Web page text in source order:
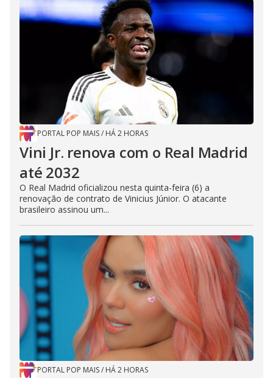
PORTAL POP MAIS/ HÁ 2 HORAS
Vini Jr. renova com o Real Madrid
até 2032
O Real Madrid oficializou nesta quinta-feira (6) a
renovação de contrato de Vinicius Júnior. O atacante
brasileiro assinou um...
PORTAL POP MAIS/ HÁ 2 HORAS